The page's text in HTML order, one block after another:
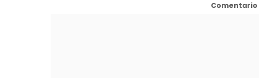
Comentario